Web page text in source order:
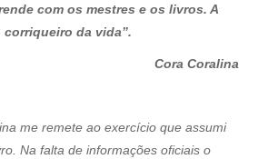
com os mestres e os livros. A
o corriqueiro da vida”.
Coralina
me remete ao exercício que assumi
Na falta de informações oficiais o